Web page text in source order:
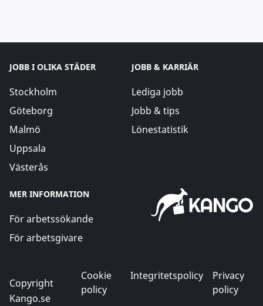
JOBB I OLIKA STÄDER
Stockholm
Göteborg
Malmö
Uppsala
Västerås
JOBB & KARRIÄR
Lediga jobb
Jobb & tips
Lönestatistik
MER INFORMATION
För arbetssökande
För arbetsgivare
Copyright
Kango.se
Cookie
policy
Integritetspolicy
Privacy
policy